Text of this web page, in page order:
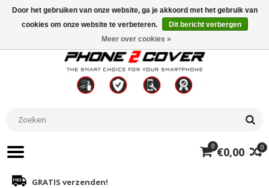
0
0 €0,00
GRATIS verzenden!
Door het gebruiken van onze website, ga je akkoord met het gebruik van
cookies om onze website te verbeteren.
Dit bericht verbergen
Meer over cookies »